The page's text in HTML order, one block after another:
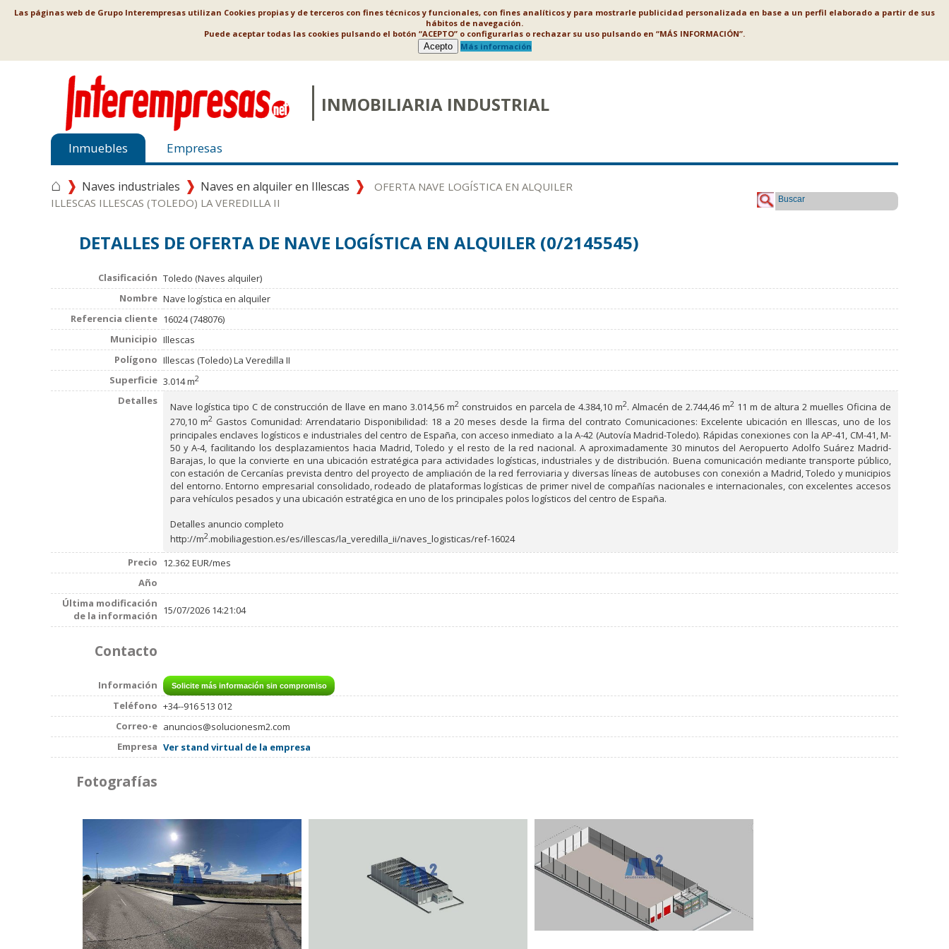
Las páginas web de Grupo Interempresas utilizan Cookies propias y de terceros con fines técnicos y funcionales, con fines analíticos y para mostrarle publicidad personalizada en base a un perfil elaborado a partir de sus
hábitos de navegación.
Puede aceptar todas las cookies pulsando el botón “ACEPTO” o configurarlas o rechazar su uso pulsando en “MÁS INFORMACIÓN”.
Acepto
Más información
INMOBILIARIA INDUSTRIAL
Inmuebles Empresas
⌂ Naves industriales Naves en alquiler en Illescas
OFERTA NAVE LOGÍSTICA EN ALQUILER
ILLESCAS ILLESCAS (TOLEDO) LA VEREDILLA II
Buscar
DETALLES DE OFERTA DE NAVE LOGÍSTICA EN ALQUILER (0/2145545)
Clasificación Toledo (Naves alquiler)
Nombre Nave logística en alquiler
Referencia cliente 16024 (748076)
Municipio Illescas
Polígono Illescas (Toledo) La Veredilla II
Superficie 3.014 m2
Detalles
Nave logística tipo C de construcción de llave en mano 3.014,56 m2construidos en parcela de 4.384,10 m2. Almacén de 2.744,46 m211 m de altura 2 muelles Oficina de
270,10 m2 Gastos Comunidad: Arrendatario Disponibilidad: 18 a 20 meses desde la firma del contrato Comunicaciones: Excelente ubicación en Illescas, uno de los
principales enclaves logísticos e industriales del centro de España, con acceso inmediato a la A-42 (Autovía Madrid-Toledo). Rápidas conexiones con la AP-41, CM-41, M-
50 y A-4, facilitando los desplazamientos hacia Madrid, Toledo y el resto de la red nacional. A aproximadamente 30 minutos del Aeropuerto Adolfo Suárez Madrid-
Barajas, lo que la convierte en una ubicación estratégica para actividades logísticas, industriales y de distribución. Buena comunicación mediante transporte público,
con estación de Cercanías prevista dentro del proyecto de ampliación de la red ferroviaria y diversas líneas de autobuses con conexión a Madrid, Toledo y municipios
del entorno. Entorno empresarial consolidado, rodeado de plataformas logísticas de primer nivel de compañías nacionales e internacionales, con excelentes accesos
para vehículos pesados y una ubicación estratégica en uno de los principales polos logísticos del centro de España.
Detalles anuncio completo
http://m2.mobiliagestion.es/es/illescas/la_veredilla_ii/naves_logisticas/ref-16024
Precio 12.362 EUR/mes
Año
Última modificación
de la información 15/07/2026 14:21:04
Contacto
Información
Teléfono +34--916 513 012
Correo-e anuncios@solucionesm2.com
Empresa Ver stand virtual de la empresa
Fotografías